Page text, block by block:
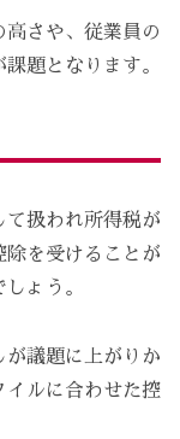
さや、従業員の
題となります。
扱われ所得税が
除を受けることが
ょう。
が議題に上がりか
イルに合わせた控